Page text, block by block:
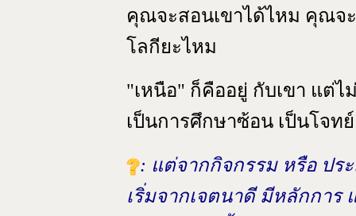
คุณจะสอนเขาได้ไหม คุณจ
โลกียะไหม
"เหนือ" ก็คืออยู่ กับเขา แต่
เป็นการศึกษาซ้อน เป็นโจท
: แต่จากกิจกรรม หรือ ปร
เริ่มจากเจตนาดี มีหลักกา